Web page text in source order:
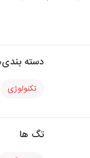
دسته
تکنولوژی
تگ ها